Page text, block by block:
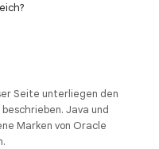
Seite unterliegen den
beschrieben. Java und
Marken von Oracle